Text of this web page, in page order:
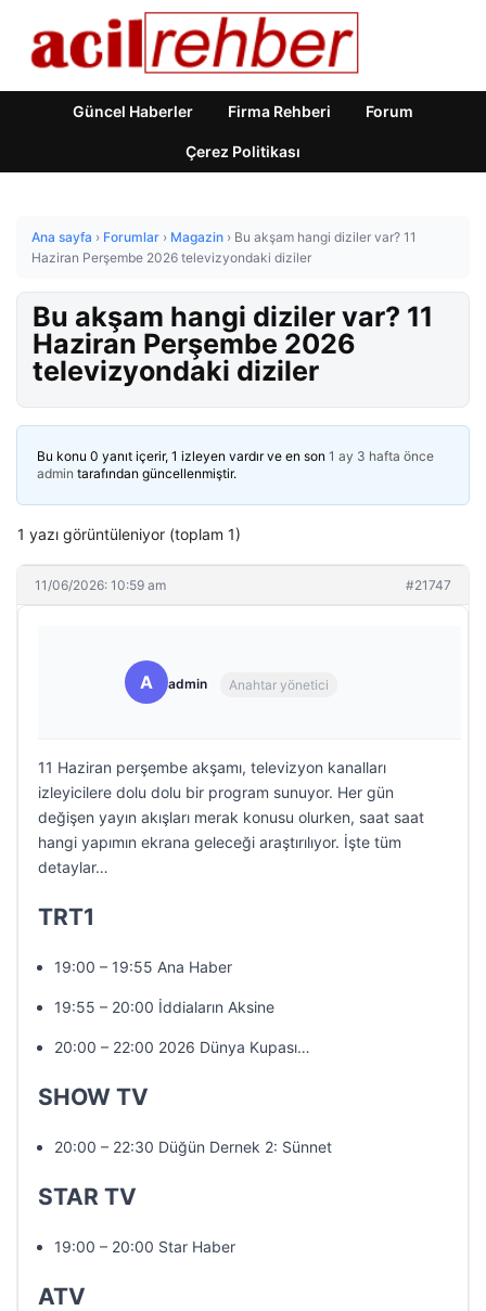
Güncel Haberler Firma Rehberi Forum
Çerez Politikası
Ana sayfa › Forumlar › Magazin › Bu akşam hangi diziler var? 11
Haziran Perşembe 2026 televizyondaki diziler
Bu akşam hangi diziler var? 11
Haziran Perşembe 2026
televizyondaki diziler
Bu konu 0 yanıt içerir, 1 izleyen vardır ve en son 1 ay 3 hafta önce
admin tarafından güncellenmiştir.
1 yazı görüntüleniyor (toplam 1)
11/06/2026: 10:59 am #21747
A admin Anahtar yönetici
11 Haziran perşembe akşamı, televizyon kanalları
izleyicilere dolu dolu bir program sunuyor. Her gün
değişen yayın akışları merak konusu olurken, saat saat
hangi yapımın ekrana geleceği araştırılıyor. İşte tüm
detaylar…
TRT1
19:00 – 19:55 Ana Haber
19:55 – 20:00 İddiaların Aksine
20:00 – 22:00 2026 Dünya Kupası…
SHOW TV
20:00 – 22:30 Düğün Dernek 2: Sünnet
STAR TV
19:00 – 20:00 Star Haber
ATV